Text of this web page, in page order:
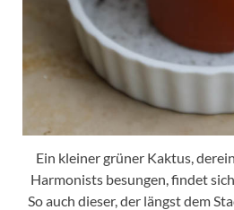
Ein kleiner grüner Kaktus,
Harmonists besungen, findet
So auch dieser, der längst dem